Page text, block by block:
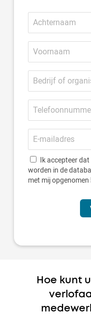
Achternaam
Voornaam
Bedrijf
of
organisatie
Telefoonnummer
E-
mailadres
Ik accepteer
worden in de
met mij
Hoe kunt